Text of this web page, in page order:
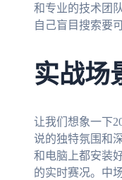
和专业的技术团
自己盲目搜索要
实战场
让我们想象一下
说的独特氛围和
和电脑上都安装
的实时赛况。中